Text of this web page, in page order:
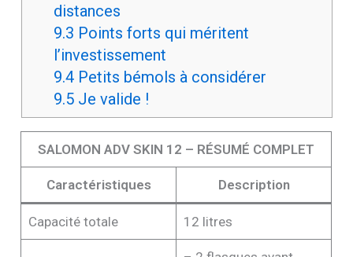
distances
9.3 Points forts qui méritent
l’investissement
9.4Petits bémols à considérer
9.5Je valide !
SALOMON ADV SKIN 12 – RÉSUMÉ COMPLET
Caractéristiques Description
Capacité totale 12 litres